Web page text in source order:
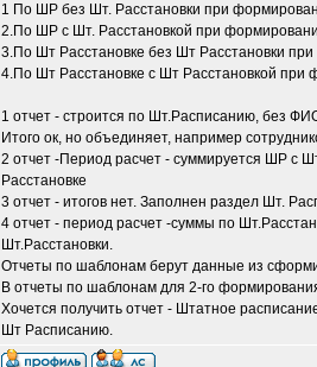
1 По ШР без Шт. Расстановки при
2.По ШР с Шт. Расстановкой при
3.По Шт Расстановке без Шт Расстановки
4.По Шт Расстановке с Шт Расстановкой при
1 отчет - строится по Шт.Расписанию, без
Итого ок, но объединяет, например
2 отчет -Период расчет - суммируется ШР с
Расстановке
3 отчет - итогов нет. Заполнен раздел Шт.
4 отчет - период расчет -суммы по
Шт.Расстановки.
Отчеты по шаблонам берут данные из
В отчеты по шаблонам для 2-го
Хочется получить отчет - Штатное
Шт Расписанию.